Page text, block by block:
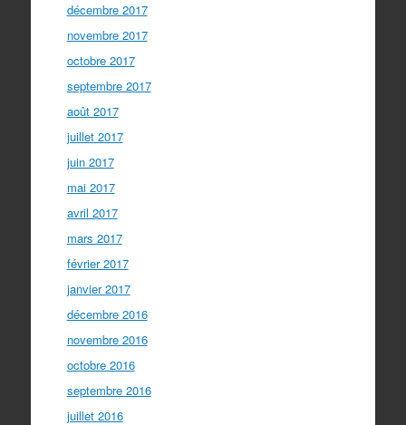
décembre 2017
novembre 2017
octobre 2017
septembre 2017
août 2017
juillet 2017
juin 2017
mai 2017
avril 2017
mars 2017
février 2017
janvier 2017
décembre 2016
novembre 2016
octobre 2016
septembre 2016
juillet 2016